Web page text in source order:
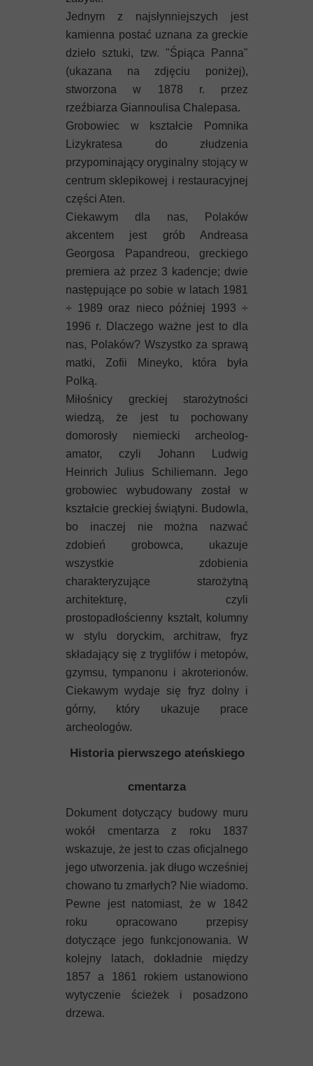
Jednym z najsłynniejszych jest
kamienna postać uznana za greckie
dzieło sztuki, tzw. "Śpiąca Panna"
(ukazana na zdjęciu poniżej),
stworzona w 1878 r. przez
rzeźbiarza Giannoulisa Chalepasa.
Grobowiec w kształcie Pomnika
Lizykratesa do złudzenia
przypominający oryginalny stojący w
centrum sklepikowej i restauracyjnej
części Aten.
Ciekawym dla nas, Polaków
akcentem jest grób Andreasa
Georgosa Papandreou, greckiego
premiera aż przez 3 kadencje; dwie
następujące po sobie w latach 1981
÷ 1989 oraz nieco później 1993 ÷
1996 r. Dlaczego ważne jest to dla
nas, Polaków? Wszystko za sprawą
matki, Zofii Mineyko, która była
Polką.
Miłośnicy greckiej starożytności
wiedzą, że jest tu pochowany
domorosły niemiecki archeolog-
amator, czyli Johann Ludwig
Heinrich Julius Schiliemann. Jego
grobowiec wybudowany został w
kształcie greckiej świątyni. Budowla,
bo inaczej nie można nazwać
zdobień grobowca, ukazuje
wszystkie zdobienia
charakteryzujące starożytną
architekturę, czyli
prostopadłościenny kształt, kolumny
w stylu doryckim, architraw, fryz
składający się z tryglifów i metopów,
gzymsu, tympanonu i akroterionów.
Ciekawym wydaje się fryz dolny i
górny, który ukazuje prace
archeologów.
Historia pierwszego ateńskiego
cmentarza
Dokument dotyczący budowy muru
wokół cmentarza z roku 1837
wskazuje, że jest to czas oficjalnego
jego utworzenia. jak długo wcześniej
chowano tu zmarłych? Nie wiadomo.
Pewne jest natomiast, że w 1842
roku opracowano przepisy
dotyczące jego funkcjonowania. W
kolejny latach, dokładnie między
1857 a 1861 rokiem ustanowiono
wytyczenie ścieżek i posadzono
drzewa.